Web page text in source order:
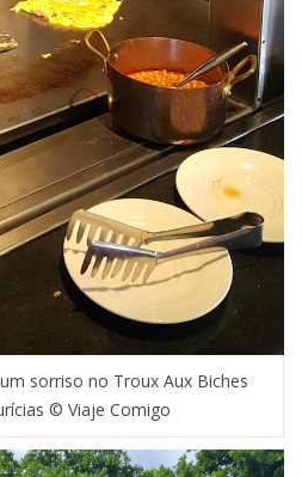
sorriso no Troux Aux Biches
© Viaje Comigo